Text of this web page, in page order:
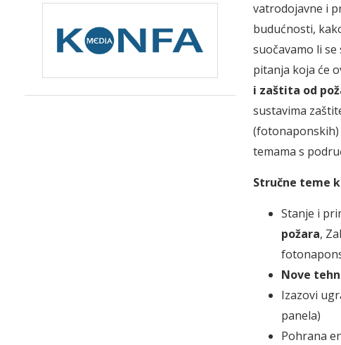
vatrodojavne i
budućnosti,
suočavamo li
pitanja koja će
i zaštita od
sustavima
temama s
Stručne teme
Stanje i
požara,
Nove
Izazovi
panela)
Pohrana